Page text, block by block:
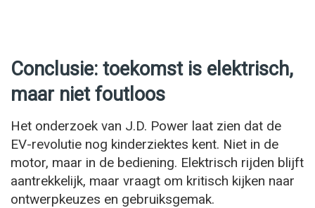
Conclusie: toekomst is elektrisch,
maar niet foutloos
Het onderzoek van J.D. Power laat zien dat de
EV-revolutie nog kinderziektes kent. Niet in de
motor, maar in de bediening. Elektrisch rijden blijft
aantrekkelijk, maar vraagt om kritisch kijken naar
ontwerpkeuzes en gebruiksgemak.